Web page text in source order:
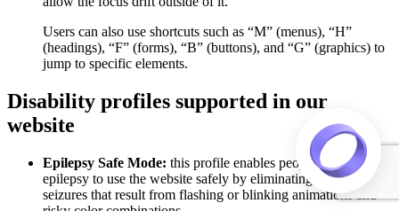
Users can also use shortcuts such as “M” (menus), “H”
(headings), “F” (forms), “B” (buttons), and “G” (graphics) to
jump to specific elements.
Disability profiles supported in our
website
Epilepsy Safe Mode: this profile enables people with
epilepsy to use the website safely by eliminating the risk of
seizures that result from flashing or blinking animations and